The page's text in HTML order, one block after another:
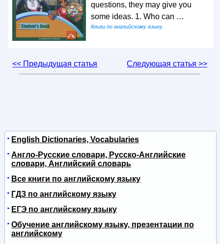
questions, they may give you
some ideas. 1. Who can …
Книги по английскому языку
<< Предыдущая статья Следующая статья >>
English Dictionaries, Vocabularies
Англо-Русские словари, Русско-Английские
словари, Английский словарь
Все книги по английскому языку
ГДЗ по английскому языку
ЕГЭ по английскому языку
Обучение английскому языку, презентации по
английскому